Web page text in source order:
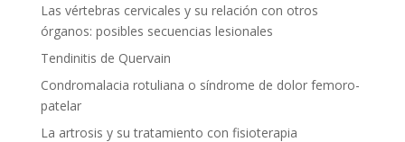
Las vértebras cervicales y su relación con otros
órganos: posibles secuencias lesionales
Tendinitis de Quervain
Condromalacia rotuliana o síndrome de dolor femoro-
patelar
La artrosis y su tratamiento con fisioterapia